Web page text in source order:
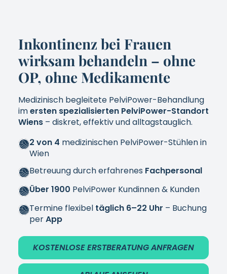
Inkontinenz bei Frauen
wirksam behandeln – ohne
OP, ohne Medikamente
Medizinisch begleitete PelviPower-Behandlung
imersten spezialisierten PelviPower-Standort
Wiens – diskret, effektiv und alltagstauglich.
2 von 4 medizinischen PelviPower-Stühlen in
Wien
Betreuung durch erfahrenes Fachpersonal
Über 1900 PelviPower Kundinnen & Kunden
Termine flexibel täglich 6–22 Uhr – Buchung
perApp
KOSTENLOSE ERSTBERATUNG ANFRAGEN